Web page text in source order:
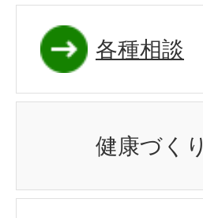
各種相談
健康づくり